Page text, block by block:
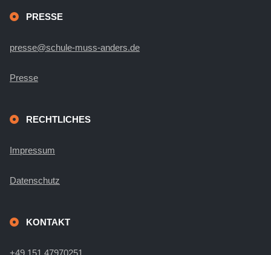
PRESSE
presse@schule-muss-anders.de
Presse
RECHTLICHES
Impressum
Datenschutz
KONTAKT
+49 151 47970251